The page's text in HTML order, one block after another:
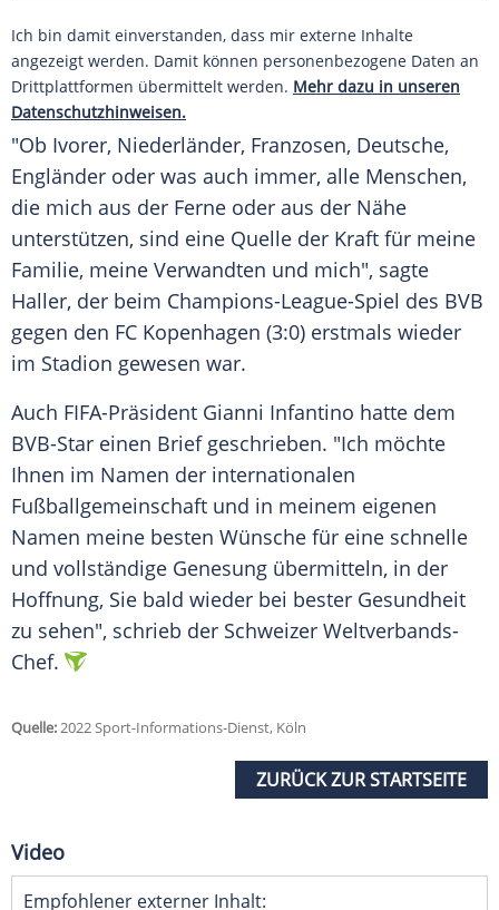
Ich bin damit einverstanden, dass mir externe Inhalte
angezeigt werden. Damit können personenbezogene Daten an
Drittplattformen übermittelt werden. Mehr dazu in unseren
Datenschutzhinweisen.
"Ob Ivorer, Niederländer, Franzosen, Deutsche,
Engländer oder was auch immer, alle Menschen,
die mich aus der Ferne oder aus der Nähe
unterstützen, sind eine Quelle der Kraft für meine
Familie, meine Verwandten und mich", sagte
Haller, der beim Champions-League-Spiel des BVB
gegen den FC Kopenhagen (3:0) erstmals wieder
im Stadion gewesen war.
Auch FIFA-Präsident Gianni Infantino hatte dem
BVB-Star einen Brief geschrieben. "Ich möchte
Ihnen im Namen der internationalen
Fußballgemeinschaft und in meinem eigenen
Namen meine besten Wünsche für eine schnelle
und vollständige Genesung übermitteln, in der
Hoffnung, Sie bald wieder bei bester Gesundheit
zu sehen", schrieb der Schweizer Weltverbands-
Chef.
Quelle:2022 Sport-Informations-Dienst, Köln
ZURÜCK ZUR STARTSEITE
Video
Empfohlener externer Inhalt: